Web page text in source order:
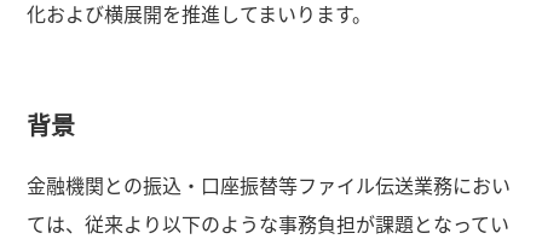
化および横展開を推進してまいります。
背景
金融機関との振込・口座振替等ファイル伝送業務におい
ては、従来より以下のような事務負担が課題となってい